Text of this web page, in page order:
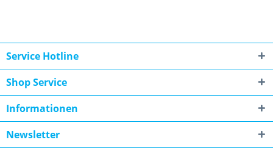
Service Hotline
Shop Service
Informationen
Newsletter